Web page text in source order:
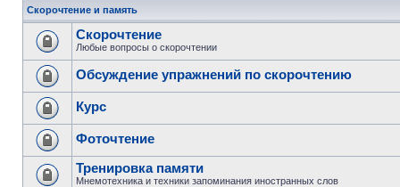
Скорочтение и память
Скорочтение
Любые вопросы о скорочтении
Обсуждение упражнений по скорочтению
Курс
Фоточтение
Тренировка памяти
Мнемотехника и техники запоминания иностранных слов